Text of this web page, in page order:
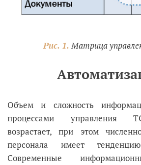
Рис. 1. Матрица
Объем и сложность
процессами управления
возрастает, при этом
персонала имеет
Современные